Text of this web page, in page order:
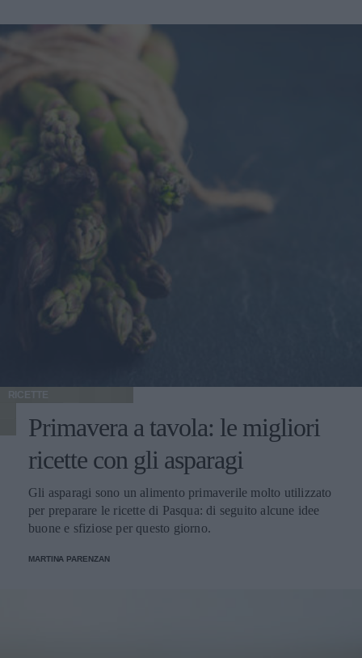
appassire un tritato di cipolla, sedano e carota,
insaporire per 5 minuti. Versate il farro e un litro di acqua
calda. Quando è quasi cotto aggiungete un barattolo di
ceci precotti, per metà interi e per metà passati. Mescolate
e servite il piatto caldo.
RICETTE
Primavera a tavola: le migliori
ricette con gli asparagi
Gli asparagi sono un alimento primaverile molto utilizzato
per preparare le ricette di Pasqua: di seguito alcune idee
buone e sfiziose per questo giorno.
MARTINA PARENZAN